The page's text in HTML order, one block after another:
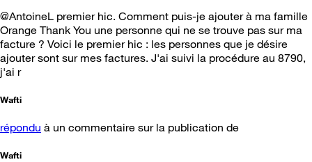
@AntoineL​ premier hic. Comment puis-je ajouter à ma famille
Orange Thank You une personne qui ne se trouve pas sur ma
facture ? Voici le premier hic : les personnes que je désire
ajouter sont sur mes factures. J'ai suivi la procédure au 8790,
j'ai r
Wafti
répondu à un commentaire sur la publication de
Wafti